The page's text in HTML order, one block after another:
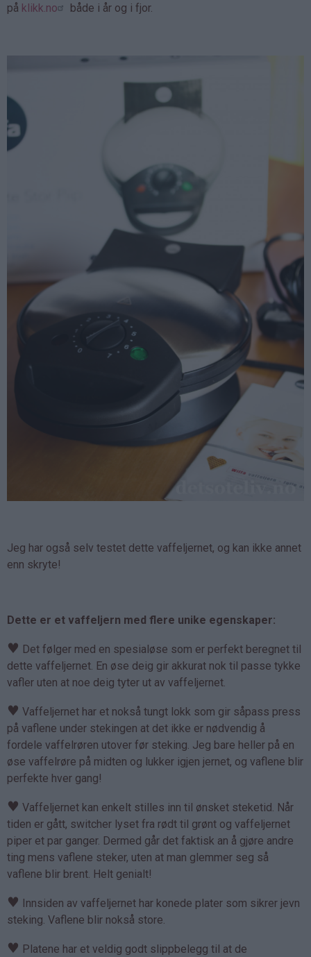
på klikk.no både i år og i fjor.
Jeg har også selv testet dette vaffeljernet, og kan ikke annet
enn skryte!
Dette er et vaffeljern med flere unike egenskaper:
♥ Det følger med en spesialøse som er perfekt beregnet til
dette vaffeljernet. En øse deig gir akkurat nok til passe tykke
vafler uten at noe deig tyter ut av vaffeljernet.
♥ Vaffeljernet har et nokså tungt lokk som gir såpass press
på vaflene under stekingen at det ikke er nødvendig å
fordele vaffelrøren utover før steking. Jeg bare heller på en
øse vaffelrøre på midten og lukker igjen jernet, og vaflene blir
perfekte hver gang!
♥ Vaffeljernet kan enkelt stilles inn til ønsket steketid. Når
tiden er gått, switcher lyset fra rødt til grønt og vaffeljernet
piper et par ganger. Dermed går det faktisk an å gjøre andre
ting mens vaflene steker, uten at man glemmer seg så
vaflene blir brent. Helt genialt!
♥ Innsiden av vaffeljernet har konede plater som sikrer jevn
steking. Vaflene blir nokså store.
♥ Platene har et veldig godt slippbelegg til at de